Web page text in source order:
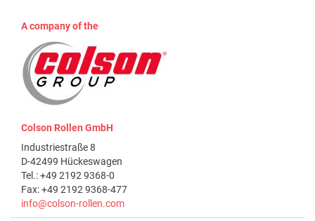
A company of the
Colson Rollen GmbH
Industriestraße 8
D-42499 Hückeswagen
Tel.: +49 2192 9368-0
Fax: +49 2192 9368-477
info@colson-rollen.com